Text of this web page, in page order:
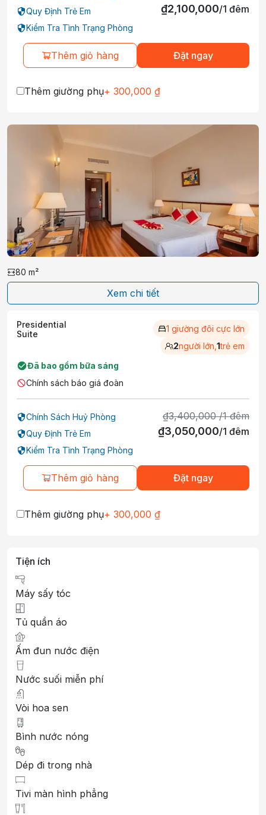
Quy Định Trẻ Em
Kiểm Tra Tình Trạng Phòng
₫2,100,000/1 đêm
Thêm giỏ hàng Đặt ngay
Thêm giường phụ+ 300,000 ₫
80 m²
Xem chi tiết
Presidential
Suite
1 giường đôi cực lớn
2người lớn, 1trẻ em
Đã bao gồm bữa sáng
Chính sách báo giá đoàn
Chính Sách Huỷ Phòng
Quy Định Trẻ Em
Kiểm Tra Tình Trạng Phòng
₫3,400,000 /1 đêm
₫3,050,000/1 đêm
Thêm giỏ hàng Đặt ngay
Thêm giường phụ+ 300,000 ₫
Tiện ích
Máy sấy tóc
Tủ quần áo
Ấm đun nước điện
Nước suối miễn phí
Vòi hoa sen
Bình nước nóng
Dép đi trong nhà
Tivi màn hình phẳng